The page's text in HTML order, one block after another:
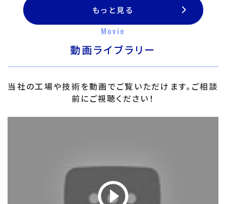
もっと見る
Movie
動画ライブラリー
当社の工場や技術を動画でご覧いただけます。ご相談
前にご視聴ください！